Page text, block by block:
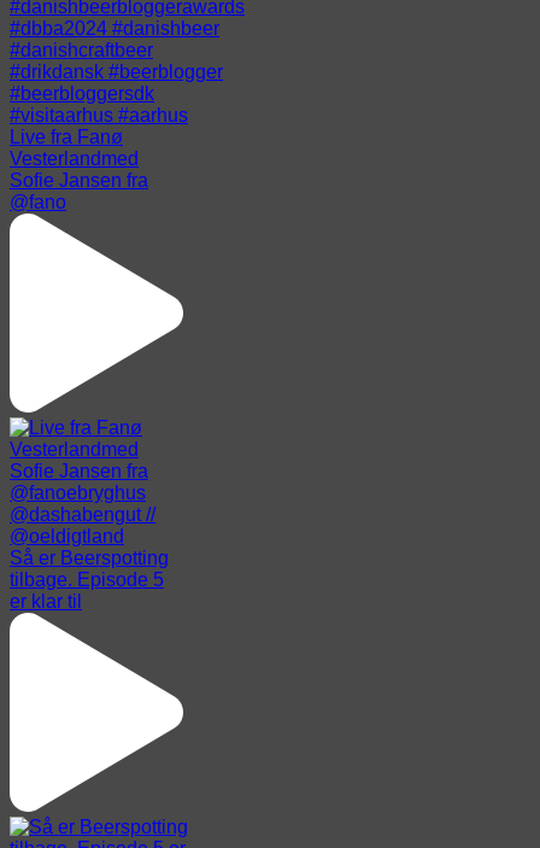
Live fra Fanø
Vesterlandmed
Sofie Jansen fra
@fano
Så er Beerspotting
tilbage. Episode 5
er klar til